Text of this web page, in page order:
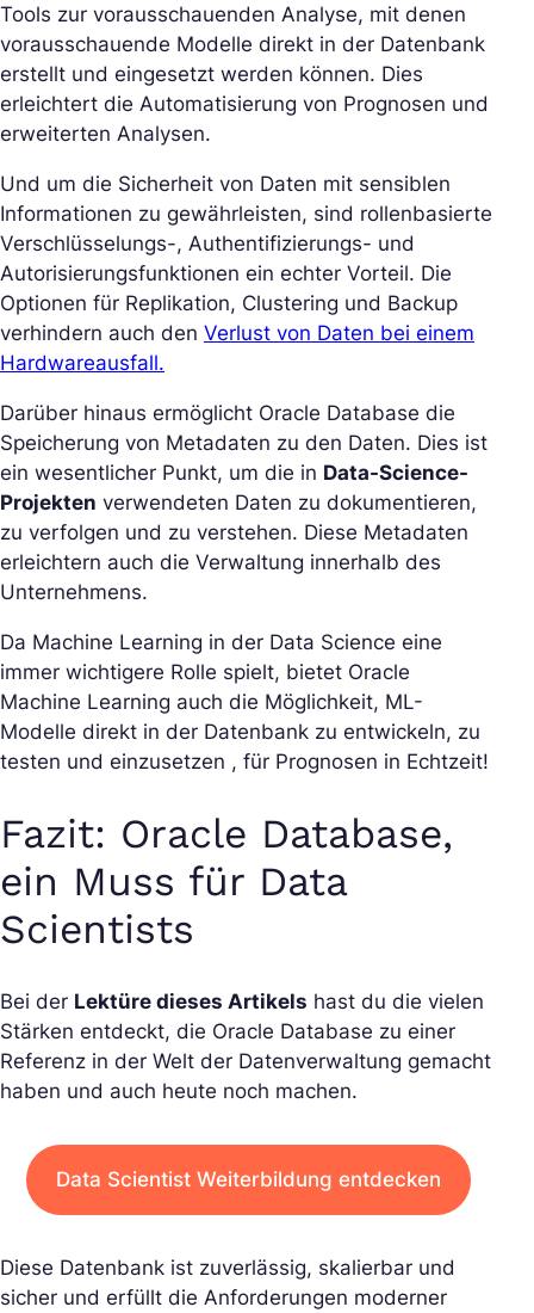
Tools zur vorausschauenden Analyse, mit denen
vorausschauende Modelle direkt in der Datenbank
erstellt und eingesetzt werden können. Dies
erleichtert die Automatisierung von Prognosen und
erweiterten Analysen.
Und um die Sicherheit von Daten mit sensiblen
Informationen zu gewährleisten, sind rollenbasierte
Verschlüsselungs-, Authentifizierungs- und
Autorisierungsfunktionen ein echter Vorteil. Die
Optionen für Replikation, Clustering und Backup
verhindern auch den Verlust von Daten bei einem
Hardwareausfall.
Darüber hinaus ermöglicht Oracle Database die
Speicherung von Metadaten zu den Daten. Dies ist
ein wesentlicher Punkt, um die in Data-Science-
Projekten verwendeten Daten zu dokumentieren,
zu verfolgen und zu verstehen. Diese Metadaten
erleichtern auch die Verwaltung innerhalb des
Unternehmens.
Da Machine Learning in der Data Science eine
immer wichtigere Rolle spielt, bietet Oracle
Machine Learning auch die Möglichkeit, ML-
Modelle direkt in der Datenbank zu entwickeln, zu
testen und einzusetzen , für Prognosen in Echtzeit!
Fazit: Oracle Database,
ein Muss für Data
Scientists
Bei der Lektüre dieses Artikels hast du die vielen
Stärken entdeckt, die Oracle Database zu einer
Referenz in der Welt der Datenverwaltung gemacht
haben und auch heute noch machen.
Data Scientist Weiterbildung entdecken
Diese Datenbank ist zuverlässig, skalierbar und
sicher und erfüllt die Anforderungen moderner